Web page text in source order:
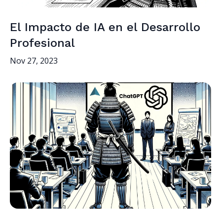
El Impacto de IA en el Desarrollo
Profesional
Nov 27, 2023